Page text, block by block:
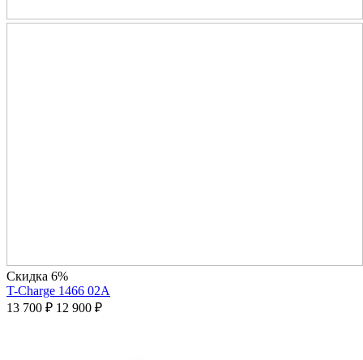
Скидка 6%
T-Charge 1466 02A
13 700 ₽ 12 900 ₽